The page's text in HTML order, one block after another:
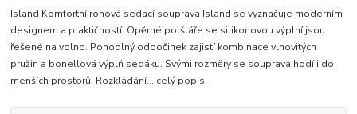
Island Komfortní rohová sedací souprava Island se vyznačuje moderním
designem a praktičností. Opěrné polštáře se silikonovou výplní jsou
řešené na volno. Pohodlný odpočinek zajistí kombinace vlnovitých
pružin a bonellová výplň sedáku. Svými rozměry se souprava hodí i do
menších prostorů. Rozkládání... celý popis